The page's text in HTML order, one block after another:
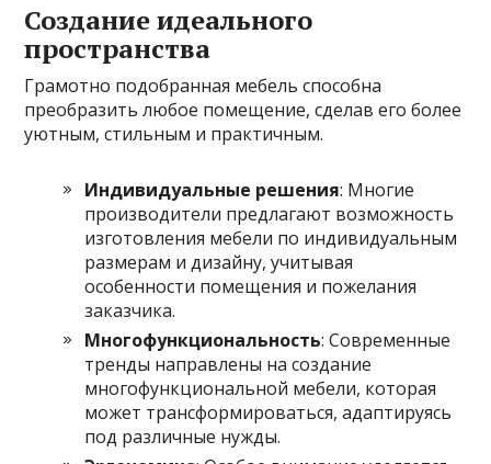
Создание идеального
пространства
Грамотно подобранная мебель способна
преобразить любое помещение, сделав его более
уютным, стильным и практичным.
Индивидуальные решения: Многие
производители предлагают возможность
изготовления мебели по индивидуальным
размерам и дизайну, учитывая
особенности помещения и пожелания
заказчика.
Многофункциональность: Современные
тренды направлены на создание
многофункциональной мебели, которая
может трансформироваться, адаптируясь
под различные нужды.